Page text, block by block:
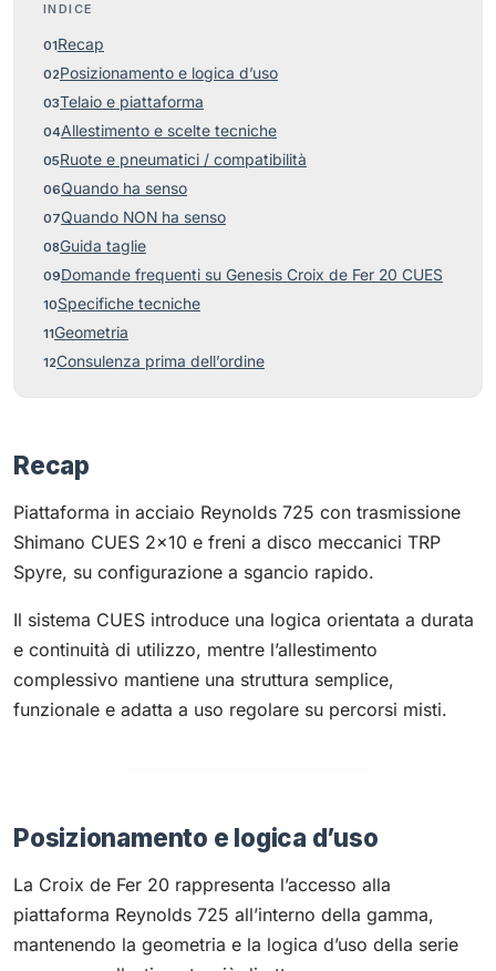
INDICE
Recap
Posizionamento e logica d’uso
Telaio e piattaforma
Allestimento e scelte tecniche
Ruote e pneumatici / compatibilità
Quando ha senso
Quando NON ha senso
Guida taglie
Domande frequenti su Genesis Croix de Fer 20 CUES
Specifiche tecniche
Geometria
Consulenza prima dell’ordine
Recap
Piattaforma in acciaio Reynolds 725 con trasmissione
Shimano CUES 2×10 e freni a disco meccanici TRP
Spyre, su configurazione a sgancio rapido.
Il sistema CUES introduce una logica orientata a durata
e continuità di utilizzo, mentre l’allestimento
complessivo mantiene una struttura semplice,
funzionale e adatta a uso regolare su percorsi misti.
Posizionamento e logica d’uso
La Croix de Fer 20 rappresenta l’accesso alla
piattaforma Reynolds 725 all’interno della gamma,
mantenendo la geometria e la logica d’uso della serie